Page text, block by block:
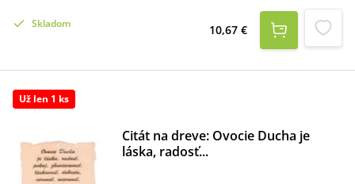
Skladom 10,67 €
Už len 1 ks
Citát na dreve: Ovocie Ducha je
láska, radosť...